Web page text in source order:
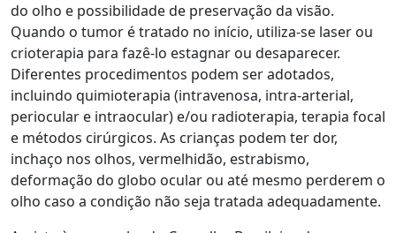
do olho e possibilidade de preservação da visão.
Quando o tumor é tratado no início, utiliza-se laser ou
crioterapia para fazê-lo estagnar ou desaparecer.
Diferentes procedimentos podem ser adotados,
incluindo quimioterapia (intravenosa, intra-arterial,
periocular e intraocular) e/ou radioterapia, terapia focal
e métodos cirúrgicos. As crianças podem ter dor,
inchaço nos olhos, vermelhidão, estrabismo,
deformação do globo ocular ou até mesmo perderem o
olho caso a condição não seja tratada adequadamente.